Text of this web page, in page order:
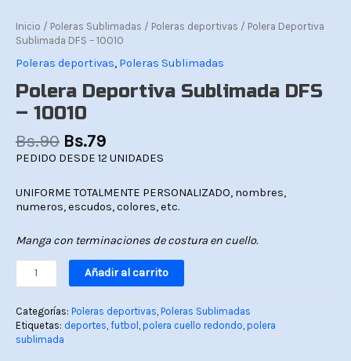
Inicio / Poleras Sublimadas / Poleras deportivas / Polera Deportiva
Sublimada DFS – 10010
Poleras deportivas, Poleras Sublimadas
Polera Deportiva Sublimada DFS
– 10010
Bs.90 Bs.79
PEDIDO DESDE 12 UNIDADES
UNIFORME TOTALMENTE PERSONALIZADO, nombres,
numeros, escudos, colores, etc.
Manga con terminaciones de costura en cuello.
Añadir al carrito
Categorías: Poleras deportivas Poleras Sublimadas
Etiquetas: deportes futbol polera cuello redondo polera
sublimada